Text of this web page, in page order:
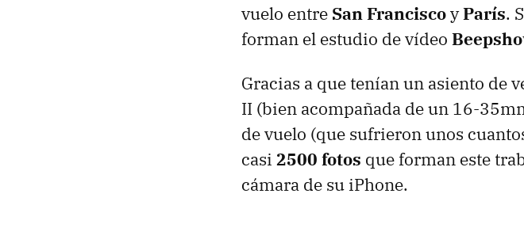
vuelo entre San FranciscoyParís.
forman el estudio de vídeo
Gracias a que tenían un asiento de
II (bien acompañada de un 16-
de vuelo (que sufrieron unos
casi 2500 fotos que forman este
cámara de su iPhone.